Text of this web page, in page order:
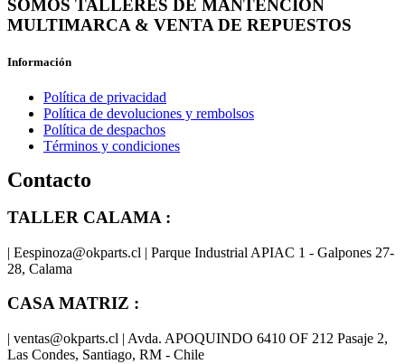
SOMOS TALLERES DE MANTENCIÓN
MULTIMARCA & VENTA DE REPUESTOS
Información
Política de privacidad
Política de devoluciones y rembolsos
Política de despachos
Términos y condiciones
Contacto
TALLER CALAMA :
| Eespinoza@okparts.cl | Parque Industrial APIAC 1 - Galpones 27-
28, Calama
CASA MATRIZ :
| ventas@okparts.cl | Avda. APOQUINDO 6410 OF 212 Pasaje 2,
Las Condes, Santiago, RM - Chile